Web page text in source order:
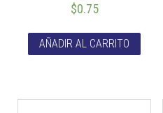
$0.75
AÑADIR AL CARRITO